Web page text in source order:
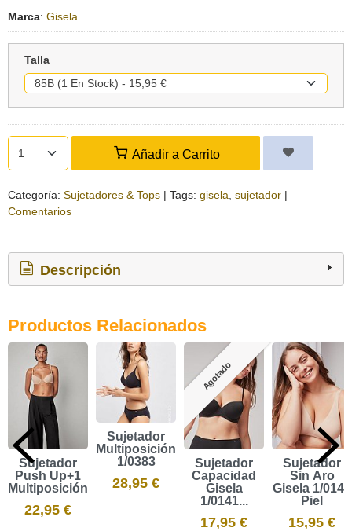
Marca: Gisela
Talla
Añadir a Carrito
Categoría: Sujetadores & Tops | Tags: gisela sujetador |
Comentarios
Descripción
Productos Relacionados
Sujetador
Push Up+1
Multiposición...
22,95 €
Sujetador
Multiposición
1/0383
28,95 €
Agotado
Sujetador
Capacidad
Gisela
1/0141...
17,95 €
Sujetador
Sin Aro
Gisela 1/0142
Piel
15,95 €